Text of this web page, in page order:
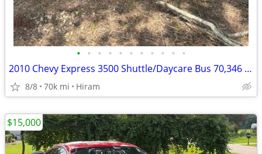
• • • • • • • • • • •
2010 Chevy Express 3500 Shuttle/Daycare Bus 70,346 Miles Runs Great !!
8/8 70k mi Hiram
$15,000